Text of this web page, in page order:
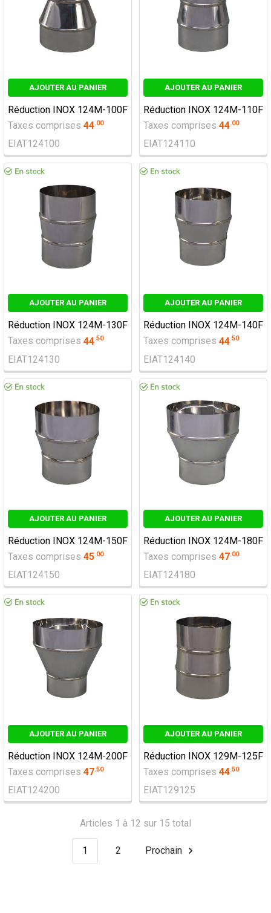
AJOUTER AU PANIER
Réduction INOX 124M-100F
Taxes comprises 44.00
EIAT124100
AJOUTER AU PANIER
Réduction INOX 124M-110F
Taxes comprises 44.00
EIAT124110
AJOUTER AU PANIER
Réduction INOX 124M-130F
Taxes comprises 44.50
EIAT124130
AJOUTER AU PANIER
Réduction INOX 124M-140F
Taxes comprises 44.50
EIAT124140
AJOUTER AU PANIER
Réduction INOX 124M-150F
Taxes comprises 45.00
EIAT124150
AJOUTER AU PANIER
Réduction INOX 124M-180F
Taxes comprises 47.00
EIAT124180
AJOUTER AU PANIER
Réduction INOX 124M-200F
Taxes comprises 47.50
EIAT124200
AJOUTER AU PANIER
Réduction INOX 129M-125F
Taxes comprises 44.50
EIAT129125
Articles 1 à 12 sur 15 total
1 2 Prochain